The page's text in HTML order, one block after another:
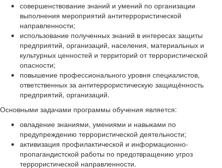
совершенствование знаний и умений по организации
выполнения мероприятий антитеррористической
направленности;
использование полученных знаний в интересах защиты
предприятий, организаций, населения, материальных и
культурных ценностей и территорий от террористической
опасности;
повышение профессионального уровня специалистов,
ответственных за антитеррористическую защищённость
предприятий, организаций.
Основными задачами программы обучения является:
овладение знаниями, умениями и навыками по
предупреждению террористической деятельности;
активизация профилактической и информационно-
пропагандистской работы по предотвращению угроз
террористической направленности.